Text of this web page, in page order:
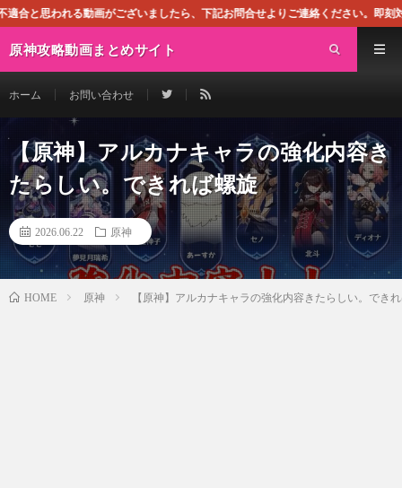
ございましたら、下記お問合せよりご連絡ください。即刻対処させて頂きま
原神攻略動画まとめサイト
ホーム お問い合わせ
【原神】アルカナキャラの強化内容き
たらしい。できれば螺旋
2026.06.22 原神
HOME 原神 【原神】アルカナキャラの強化内容きたらしい。でき